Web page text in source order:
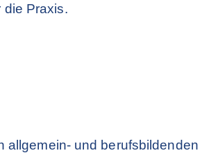
die Praxis.
allgemein- und berufsbildenden